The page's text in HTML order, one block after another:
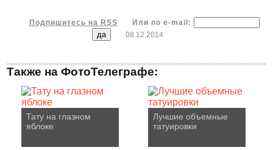
Подпишитесь на RSS
Или по e-mail:
08.12.2014
Также на ФотоТелеграфе:
Тату на глазном
яблоке
Лучшие объемные
татуировки